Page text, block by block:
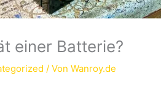
einer Batterie?
/ Von Wanroy.de